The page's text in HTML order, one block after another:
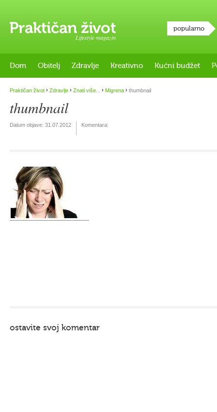
Lifestyle magazin
popularno
Dom Obitelj Zdravlje Kreativno Kućni budžet
Praktičan život › Zdravlje › Znati više... › Migrena › thumbnail
thumbnail
Datum objave: 31.07.2012 Komentara:
ostavite svoj komentar